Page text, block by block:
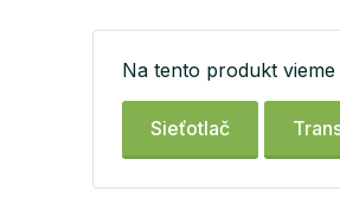
Na tento produkt vieme
Sieťotlač